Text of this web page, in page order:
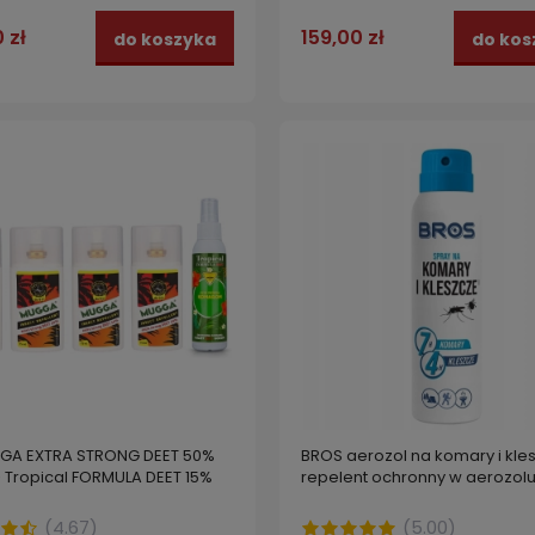
komary, kleszcze i meszki
do koszyka
Repelent na komary i kleszcze
MAX ROLL-ON 50 ml
do
zł do koszyka 159,00 zł do
EXTRA STRONG DEET 50%
FORMULA DEET 15%
(4.67)
BROS aerozol na komary i
repelent ochronny w
(5.00)